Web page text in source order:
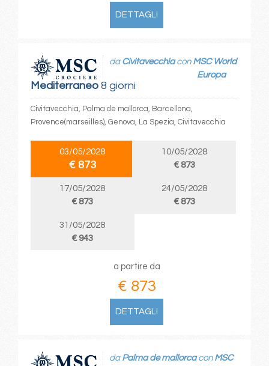
DETTAGLI
Mediterraneo8 giorni
da Civitavecchiacon MSC World
Europa
Civitavecchia, Palma de mallorca, Barcellona,
Provence(marseilles), Genova, La Spezia, Civitavecchia
03/05/2028
€ 873
10/05/2028
€ 873
17/05/2028
€ 873
24/05/2028
€ 873
31/05/2028
€ 943
a partire da
€ 873
DETTAGLI
da Palma de mallorcacon MSC